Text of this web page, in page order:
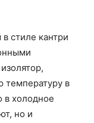
стиле кантри
температуру в
в холодное
но и